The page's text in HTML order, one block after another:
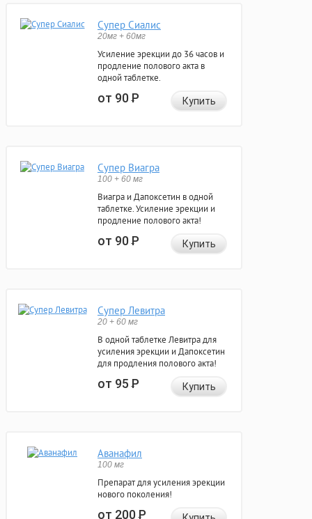
Супер Сиалис
20мг + 60мг
Усиление эрекции до 36 часов и
продление полового акта в
одной таблетке.
от 90Р Купить
Супер Виагра
100 + 60 мг
Виагра и Дапоксетин в одной
таблетке. Усиление эрекции и
продление полового акта!
от 90Р Купить
Супер Левитра
20 + 60 мг
В одной таблетке Левитра для
усиления эрекции и Дапоксетин
для продления полового акта!
от 95Р Купить
Аванафил
100 мг
Препарат для усиления эрекции
нового поколения!
от 200Р